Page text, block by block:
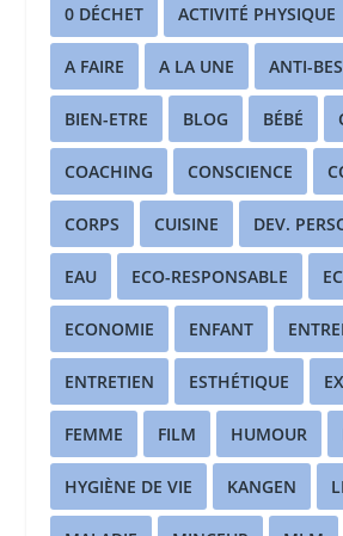
0 DÉCHET ACTIVITÉ PHYSIQUE
A FAIRE A LA UNE ANTI-
BIEN-ETRE BLOG BÉBÉ
COACHING CONSCIENCE
CORPS CUISINE DEV.
EAU ECO-RESPONSABLE
ECONOMIE ENFANT
ENTRETIEN ESTHÉTIQUE
FEMME FILM HUMOUR
HYGIÈNE DE VIE KANGEN